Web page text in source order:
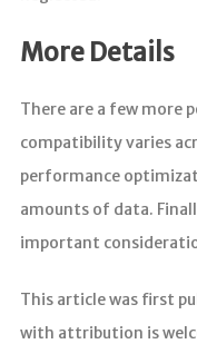
More Details
There are a few more
compatibility varies
performance
amounts of data.
important
This article was first
with attribution is